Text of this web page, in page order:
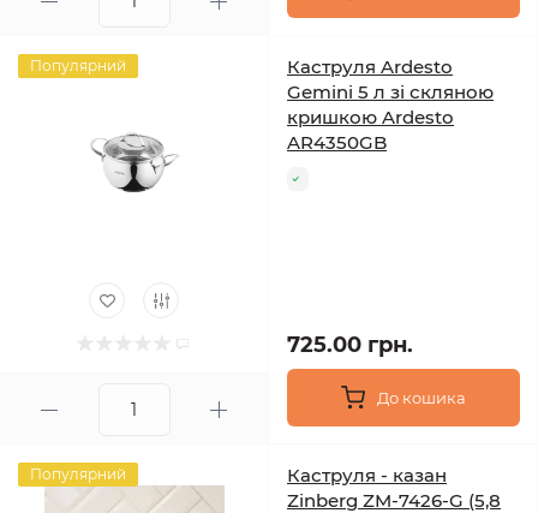
Популярний
Каструля Ardesto
Gemini 5 л зі скляною
кришкою Ardesto
AR4350GB
725.00 грн.
До кошика
Популярний
Каструля - казан
Zinberg ZM-7426-G (5,8